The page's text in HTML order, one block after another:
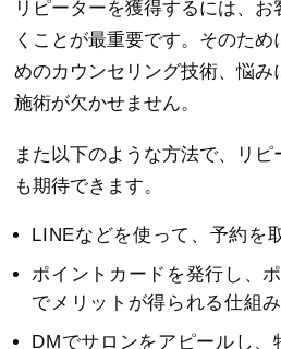
リピーターを獲得するには、
くことが最重要です。そのた
めのカウンセリング技術、悩み
施術が欠かせません。
また以下のような方法で、リ
も期待できます。
LINEなどを使って、予約を
ポイントカードを発行し、
でメリットが得られる仕組
DMでサロンをアピールし、